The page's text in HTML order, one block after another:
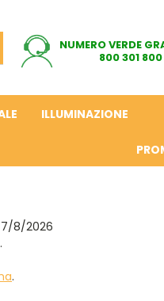
NUMERO VERDE
800 301 800
ILLUMINAZIONE
8/2026
.